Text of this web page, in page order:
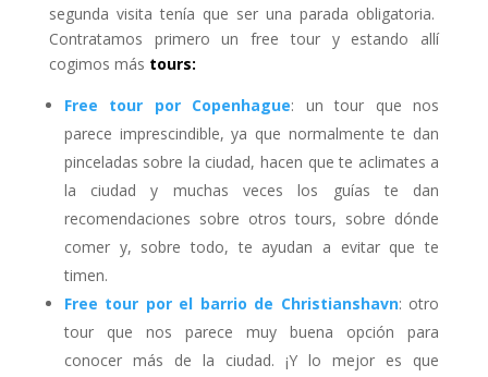
segunda visita tenía que ser una parada obligatoria.
Contratamos primero un free tour y estando allí
cogimos más tours:
Free tour por Copenhague: un tour que nos
parece imprescindible, ya que normalmente te dan
pinceladas sobre la ciudad, hacen que te aclimates a
la ciudad y muchas veces los guías te dan
recomendaciones sobre otros tours, sobre dónde
comer y, sobre todo, te ayudan a evitar que te
timen.
Free tour por el barrio de Christianshavn: otro
tour que nos parece muy buena opción para
conocer más de la ciudad. ¡Y lo mejor es que